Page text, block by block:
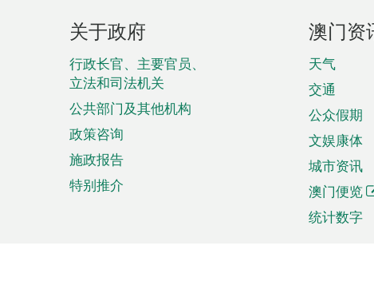
页
脚
菜
单
关于政府
行政长官、主要官员、
立法和司法机关
公共部门及其他机构
政策咨询
施政报告
特别推介
澳门资
天气
交通
公众假期
文娱康体
城市资讯
澳门便览
统计数字